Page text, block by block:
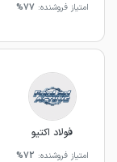
امتیاز فروشنده: 77%
فولاد اکتیو
امتیاز فروشنده: 72%